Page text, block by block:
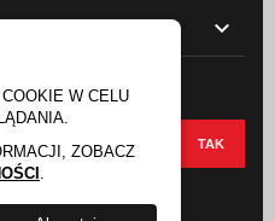

W CELU
ZOBACZ
.
INSTAGRAM